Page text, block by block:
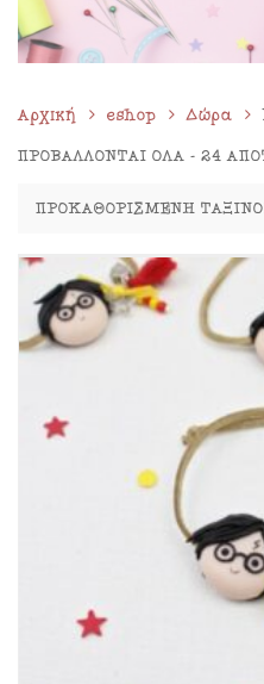
Αρχική eshop Δώρα
ΠΡΟΒΆΛΛΟΝΤΑΙ ΌΛΑ - 24